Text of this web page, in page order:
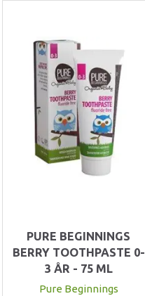
PURE BEGINNINGS
BERRY TOOTHPASTE 0-
3 ÅR - 75 ML
Pure Beginnings